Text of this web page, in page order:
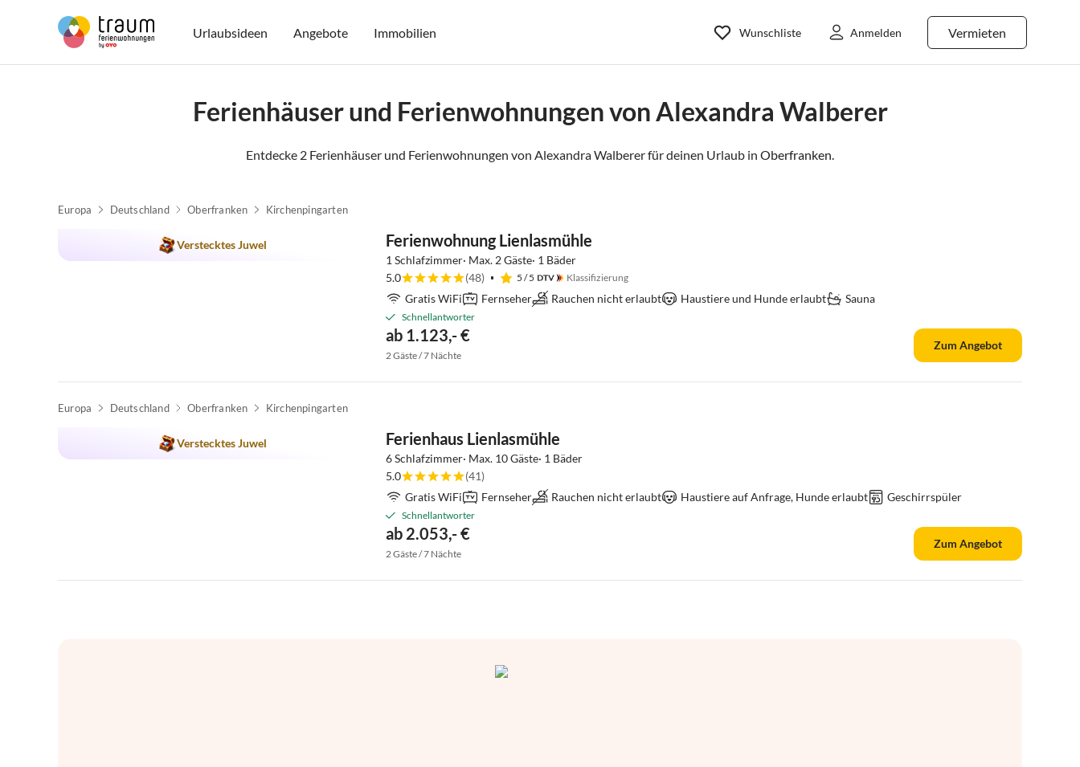
Urlaubsideen Angebote Immobilien Vermieten
Wunschliste Anmelden
Ferienhäuser und Ferienwohnungen von Alexandra Walberer
Entdecke 2 Ferienhäuser und Ferienwohnungen von Alexandra Walberer für deinen Urlaub in Oberfranken.
Europa Deutschland Oberfranken Kirchenpingarten
Verstecktes Juwel Ferienwohnung Lienlasmühle
1 Schlafzimmer· Max. 2 Gäste· 1 Bäder
5.0
(48) 5 / 5 Klassifizierung
Gratis WiFi Fernseher Rauchen nicht erlaubt Haustiere und Hunde erlaubt Sauna
Schnellantworter
ab 1.123,- €
2 Gäste / 7 Nächte
Zum Angebot
Europa Deutschland Oberfranken Kirchenpingarten
Verstecktes Juwel Ferienhaus Lienlasmühle
6 Schlafzimmer· Max. 10 Gäste· 1 Bäder
5.0
(41)
Gratis WiFi
Fernseher Rauchen nicht erlaubt Haustiere auf Anfrage, Hunde erlaubt Geschirrspüler
Schnellantworter
ab 2.053,- €
2 Gäste / 7 Nächte
Zum Angebot